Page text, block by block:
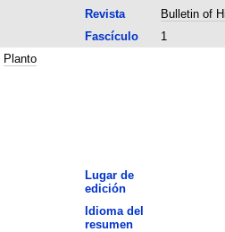
Revista
Bulletin of
Fascículo
1
Planto
Lugar de
edición
Idioma del
resumen